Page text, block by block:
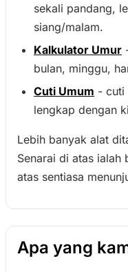
sekali pandang,
siang/malam.
Kalkulator Umur
bulan, minggu,
Cuti Umum - cuti
lengkap dengan
Lebih banyak alat
Senarai di atas ialah
atas sentiasa
Apa yang